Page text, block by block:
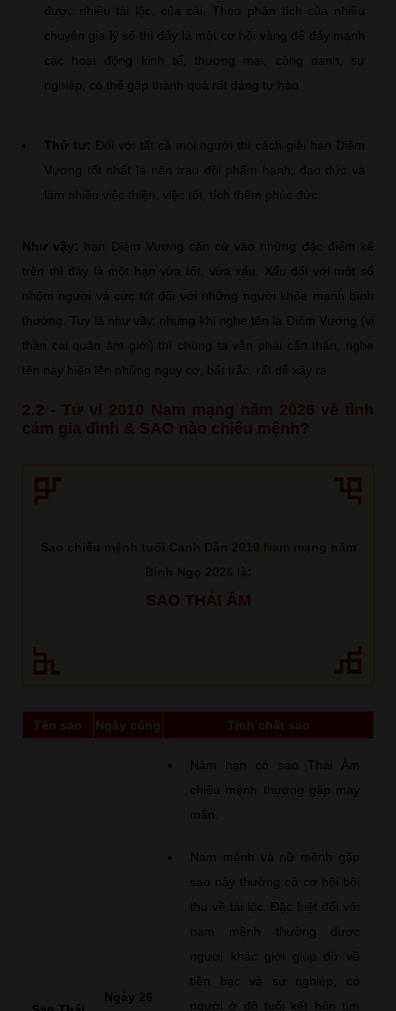
được nhiều tài lộc, của cải. Theo phân tích của nhiều
chuyên gia lý số thì đây là một cơ hội vàng để đảy mạnh
các hoạt động kinh tế, thương mại, công danh, sự
nghiệp, có thể gặp thành quả rất đáng tự hào
Thứ tư: Đối với tất cả mọi người thì cách giải hạn Diêm
Vương tốt nhất là nên trau dồi phẩm hạnh, đạo dức và
làm nhiều việc thiện, việc tốt, tích thêm phúc đức
Như vậy: hạn Diêm Vương căn cứ vào những đặc điểm kể
trên thì đây là một hạn vừa tốt, vừa xấu. Xấu đối với một số
nhóm người và cực tốt đối với những người khỏe mạnh bình
thường. Tuy là như vậy, nhưng khi nghe tên là Diêm Vương (vị
thần cai quản âm giới) thì chúng ta vẫn phải cẩn thận, nghe
tên này hiện lên những nguy cơ, bất trắc, rất dễ xảy ra
2.2 - Tử vi 2010 Nam mạng năm 2026 về tình
cảm gia đình & SAO nào chiếu mệnh?
SAO THÁI ÂM
Tên sao Ngày cúng Tính chất sao
Ngày 26
Năm hạn có sao Thái Âm
chiếu mệnh thường gặp may
mắn.
Nam mệnh và nữ mệnh gặp
sao này thường có cơ hội bội
thu về tài lộc. Đặc biệt đối với
nam mệnh thường được
người khác giới giúp đỡ về
tiền bạc và sự nghiệp, có
người ở độ tuổi kết hôn tìm